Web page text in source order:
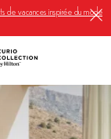
de vacances inspirée du mode